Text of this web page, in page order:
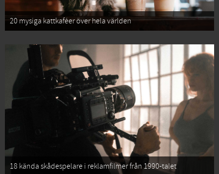
20 mysiga kattkaféer över hela världen
18 kända skådespelare i reklamfilmer från 1990-talet